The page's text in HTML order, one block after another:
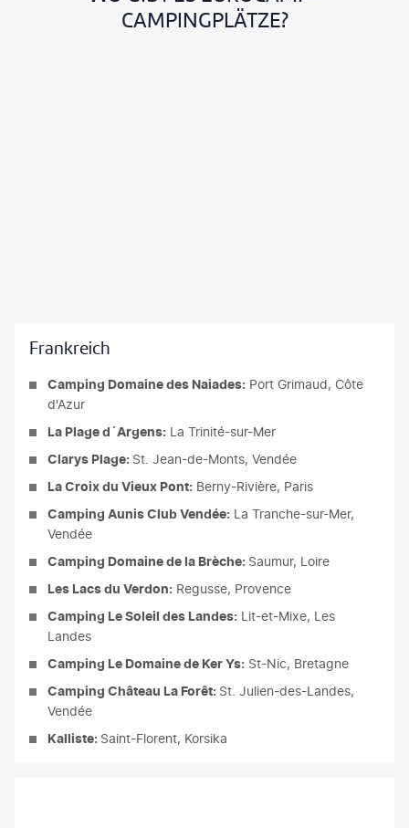
CAMPINGPLÄTZE?
Frankreich
Camping Domaine des Naiades: Port Grimaud, Côte
d'Azur
La Plage d´Argens: La Trinité-sur-Mer
Clarys Plage: St. Jean-de-Monts, Vendée
La Croix du Vieux Pont: Berny-Rivière, Paris
Camping Aunis Club Vendée: La Tranche-sur-Mer,
Vendée
Camping Domaine de la Brèche: Saumur, Loire
Les Lacs du Verdon: Regusse, Provence
Camping Le Soleil des Landes: Lit-et-Mixe, Les
Landes
Camping Le Domaine de Ker Ys: St-Nic, Bretagne
Camping Château La Forêt: St. Julien-des-Landes,
Vendée
Kalliste: Saint-Florent, Korsika